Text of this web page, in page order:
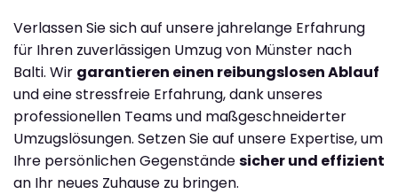
Verlassen Sie sich auf unsere jahrelange Erfahrung
für Ihren zuverlässigen Umzug von Münster nach
Balti. Wir garantieren einen reibungslosen Ablauf
und eine stressfreie Erfahrung, dank unseres
professionellen Teams und maßgeschneiderter
Umzugslösungen. Setzen Sie auf unsere Expertise, um
Ihre persönlichen Gegenständesicher und effizient
an Ihr neues Zuhause zu bringen.